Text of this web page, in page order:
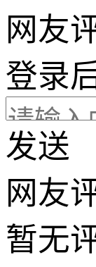
网友
登录
发送
网友
暂无